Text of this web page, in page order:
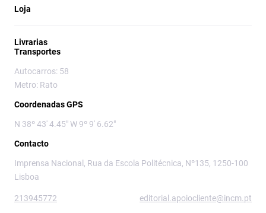
Loja
Livrarias
Transportes
Autocarros: 58
Metro: Rato
Coordenadas GPS
N 38º 43' 4.45" W 9º 9' 6.62"
Contacto
Imprensa Nacional, Rua da Escola Politécnica, Nº135, 1250-100
Lisboa
213945772 editorial.apoiocliente@incm.pt